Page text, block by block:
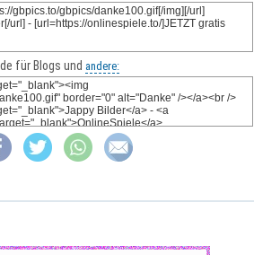
für Blogs und andere: